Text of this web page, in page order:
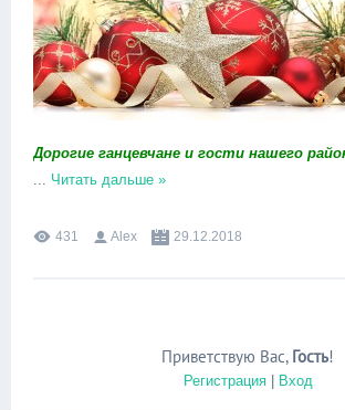
Дорогие ганцевчане и гости нашего
... Читать дальше »
431 Alex 29.12.2018
Приветствую Вас, Гость!
Регистрация| Вход